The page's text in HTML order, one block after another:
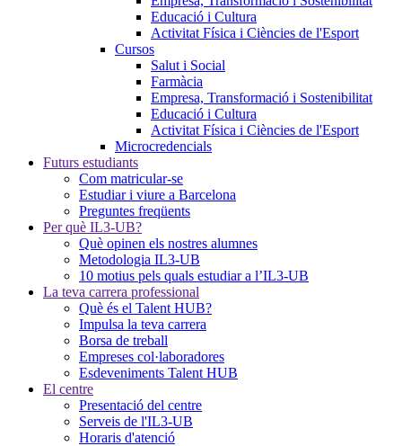
Educació i Cultura
Activitat Física i Ciències de l'Esport
Cursos
Salut i Social
Farmàcia
Empresa, Transformació i Sostenibilitat
Educació i Cultura
Activitat Física i Ciències de l'Esport
Microcredencials
Futurs estudiants
Com matricular-se
Estudiar i viure a Barcelona
Preguntes freqüents
Per què IL3-UB?
Què opinen els nostres alumnes
Metodologia IL3-UB
10 motius pels quals estudiar a l’IL3-UB
La teva carrera professional
Què és el Talent HUB?
Impulsa la teva carrera
Borsa de treball
Empreses col·laboradores
Esdeveniments Talent HUB
El centre
Presentació del centre
Serveis de l'IL3-UB
Horaris d'atenció